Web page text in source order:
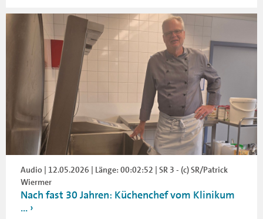
Audio | 12.05.2026 | Länge: 00:02:52 | SR 3 - (c) SR/Patrick
Wiermer
Nach fast 30 Jahren: Küchenchef vom Klinikum
...